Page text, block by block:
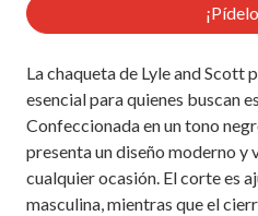
La chaqueta de Lyle and Scott
esencial para quienes buscan
Confeccionada en un tono
presenta un diseño moderno
cualquier ocasión. El corte es
masculina, mientras que el